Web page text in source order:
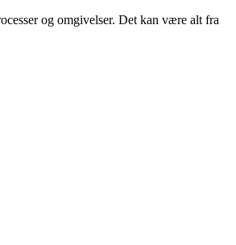
og omgivelser. Det kan være alt fra